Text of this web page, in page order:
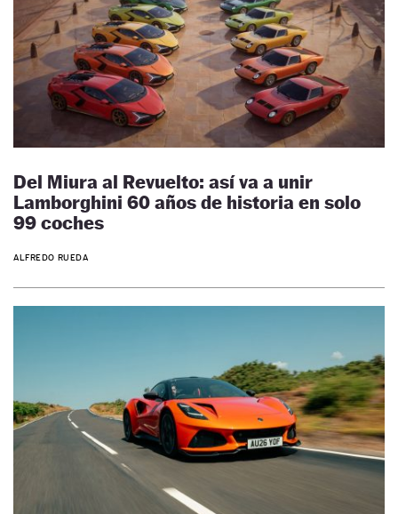
Del Miura al Revuelto: así va a unir
Lamborghini 60 años de historia en solo
99 coches
ALFREDO RUEDA